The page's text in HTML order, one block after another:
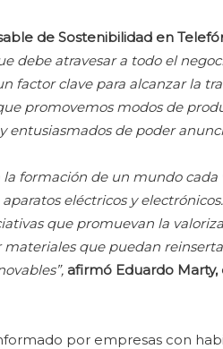
de Sostenibilidad en
debe atravesar a todo el
factor clave para alcanzar la
promovemos modos de
entusiasmados de poder
la formación de un mundo
eléctricos y
que promuevan la
materiales que puedan
afirmó Eduardo Marty,
por empresas con